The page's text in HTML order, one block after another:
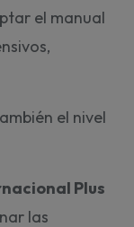
el manual
el nivel
Plus
las